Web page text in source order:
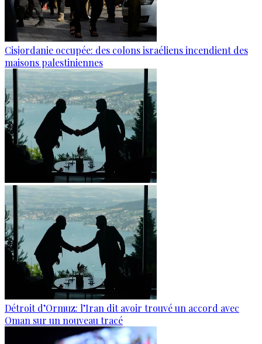
Cisjordanie occupée: des colons israéliens incendient des
maisons palestiniennes
Détroit d’Ormuz: l’Iran dit avoir trouvé un accord avec
Oman sur un nouveau tracé